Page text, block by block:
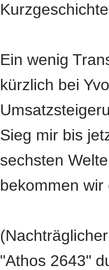
Ein wenig
kürzlich bei
Sieg mir bis
sechsten
bekommen
"Athos 2643"